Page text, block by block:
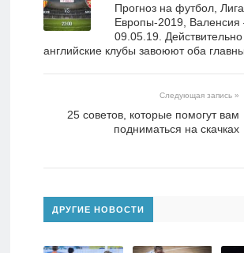
Прогноз на футбол, Лига
Европы-2019,
09.05.19.
английские клубы завоюют оба
Следующая запись »
25 советов, которые помогут вам
подниматься на скачках
ДРУГИЕ НОВОСТИ